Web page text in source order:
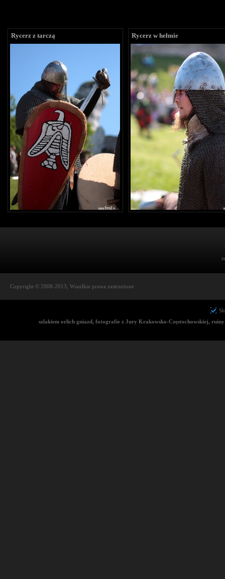
Rycerz z tarczą Rycerz w hełmie
Copyright © 2008-2013, Wszelkie prawa zastrzeżone
szlakiem orlich gniazd, fotografie z Jury Krakowsko-Częstochowskiej,